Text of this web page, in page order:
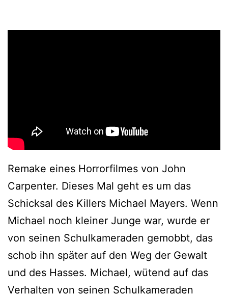
Remake eines Horrorfilmes von John
Carpenter. Dieses Mal geht es um das
Schicksal des Killers Michael Mayers. Wenn
Michael noch kleiner Junge war, wurde er
von seinen Schulkameraden gemobbt, das
schob ihn später auf den Weg der Gewalt
und des Hasses. Michael, wütend auf das
Verhalten von seinen Schulkameraden